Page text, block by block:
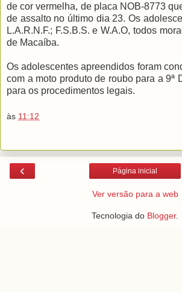
de cor vermelha, de placa NOB-8773
de assalto no último dia 23. Os
L.A.R.N.F.; F.S.B.S. e W.A.O, todos
de Macaíba.
Os adolescentes apreendidos foram
com a moto produto de roubo para a 9ª
para os procedimentos legais.
às 11:12
‹ Página inicial
Ver versão para a web
Tecnologia do Blogger.